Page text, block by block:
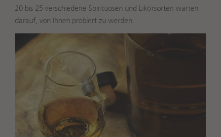
20 bis 25 verschiedene Spirituosen und Likörsorten warten
darauf, von Ihnen probiert zu werden.